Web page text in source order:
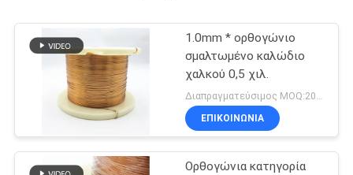
1.0mm * ορθογώνιο
σμαλτωμένο καλώδιο
χαλκού 0,5 χιλ.
Διαπραγματεύσιμος MOQ:20Kilogram/Kilograms
ΕΠΙΚΟΙΝΩΝΙΑ
Ορθογώνια κατηγορία